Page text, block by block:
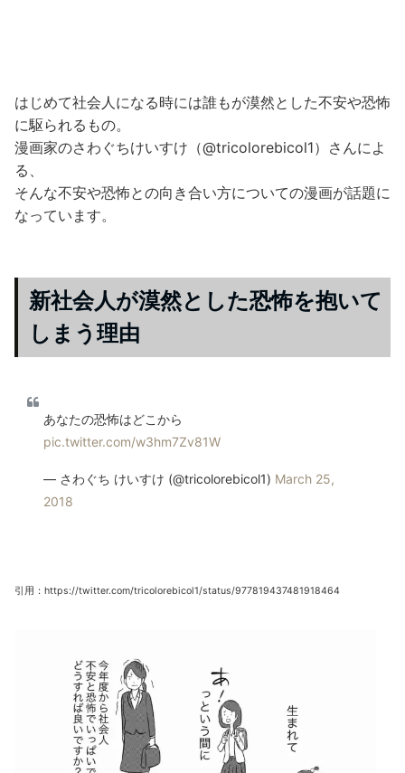
はじめて社会人になる時には誰もが漠然とした不安や恐怖
に駆られるもの。
漫画家のさわぐちけいすけ（@tricolorebicol1）さんによ
る、
そんな不安や恐怖との向き合い方についての漫画が話題に
なっています。
新社会人が漠然とした恐怖を抱いて
しまう理由
あなたの恐怖はどこから
pic.twitter.com/w3hm7Zv81W
— さわぐち けいすけ (@tricolorebicol1) March 25,
2018
引用：https://twitter.com/tricolorebicol1/status/977819437481918464